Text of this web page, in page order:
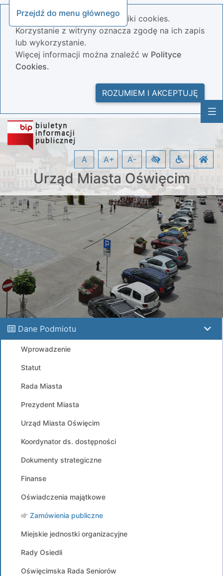
Przejdź do menu głównego
Nasza strona wykorzystuje pliki cookies.
Korzystanie z witryny oznacza zgodę na ich zapis
lub wykorzystanie.
Więcej informacji można znaleźć w Polityce
Cookies.
ROZUMIEM I AKCEPTUJĘ
Urząd Miasta Oświęcim
A A+ A-
Dane Podmiotu
Wprowadzenie
Statut
Rada Miasta
Prezydent Miasta
Urząd Miasta Oświęcim
Koordynator ds. dostępności
Dokumenty strategiczne
Finanse
Oświadczenia majątkowe
Zamówienia publiczne
Miejskie jednostki organizacyjne
Rady Osiedli
Oświęcimska Rada Seniorów